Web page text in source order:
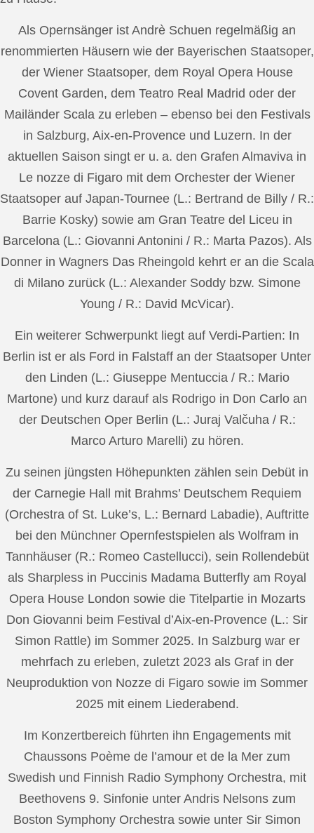
Als Opernsänger ist Andrè Schuen regelmäßig an
renommierten Häusern wie der Bayerischen Staatsoper,
der Wiener Staatsoper, dem Royal Opera House
Covent Garden, dem Teatro Real Madrid oder der
Mailänder Scala zu erleben – ebenso bei den Festivals
in Salzburg, Aix-en-Provence und Luzern. In der
aktuellen Saison singt er u. a. den Grafen Almaviva in
Le nozze di Figaro mit dem Orchester der Wiener
Staatsoper auf Japan-Tournee (L.: Bertrand de Billy / R.:
Barrie Kosky) sowie am Gran Teatre del Liceu in
Barcelona (L.: Giovanni Antonini / R.: Marta Pazos). Als
Donner in Wagners Das Rheingold kehrt er an die Scala
di Milano zurück (L.: Alexander Soddy bzw. Simone
Young / R.: David McVicar).
Ein weiterer Schwerpunkt liegt auf Verdi-Partien: In
Berlin ist er als Ford in Falstaff an der Staatsoper Unter
den Linden (L.: Giuseppe Mentuccia / R.: Mario
Martone) und kurz darauf als Rodrigo in Don Carlo an
der Deutschen Oper Berlin (L.: Juraj Valčuha / R.:
Marco Arturo Marelli) zu hören.
Zu seinen jüngsten Höhepunkten zählen sein Debüt in
der Carnegie Hall mit Brahms’ Deutschem Requiem
(Orchestra of St. Luke’s, L.: Bernard Labadie), Auftritte
bei den Münchner Opernfestspielen als Wolfram in
Tannhäuser (R.: Romeo Castellucci), sein Rollendebüt
als Sharpless in Puccinis Madama Butterfly am Royal
Opera House London sowie die Titelpartie in Mozarts
Don Giovanni beim Festival d’Aix-en-Provence (L.: Sir
Simon Rattle) im Sommer 2025. In Salzburg war er
mehrfach zu erleben, zuletzt 2023 als Graf in der
Neuproduktion von Nozze di Figaro sowie im Sommer
2025 mit einem Liederabend.
Im Konzertbereich führten ihn Engagements mit
Chaussons Poème de l’amour et de la Mer zum
Swedish und Finnish Radio Symphony Orchestra, mit
Beethovens 9. Sinfonie unter Andris Nelsons zum
Boston Symphony Orchestra sowie unter Sir Simon